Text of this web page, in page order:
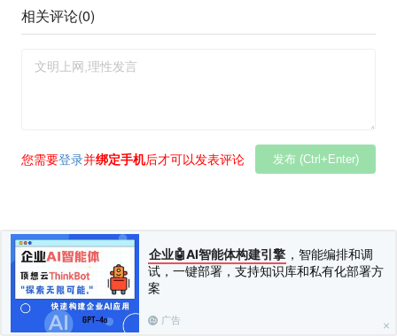
企业🤖AI智能体构建引擎 ，智能编排和调
试，一键部署，支持知识库和私有化部署方
案
广告
相关评论(0)
您需要登录并绑定手机后才可以发表评论 发布 (Ctrl+Enter)